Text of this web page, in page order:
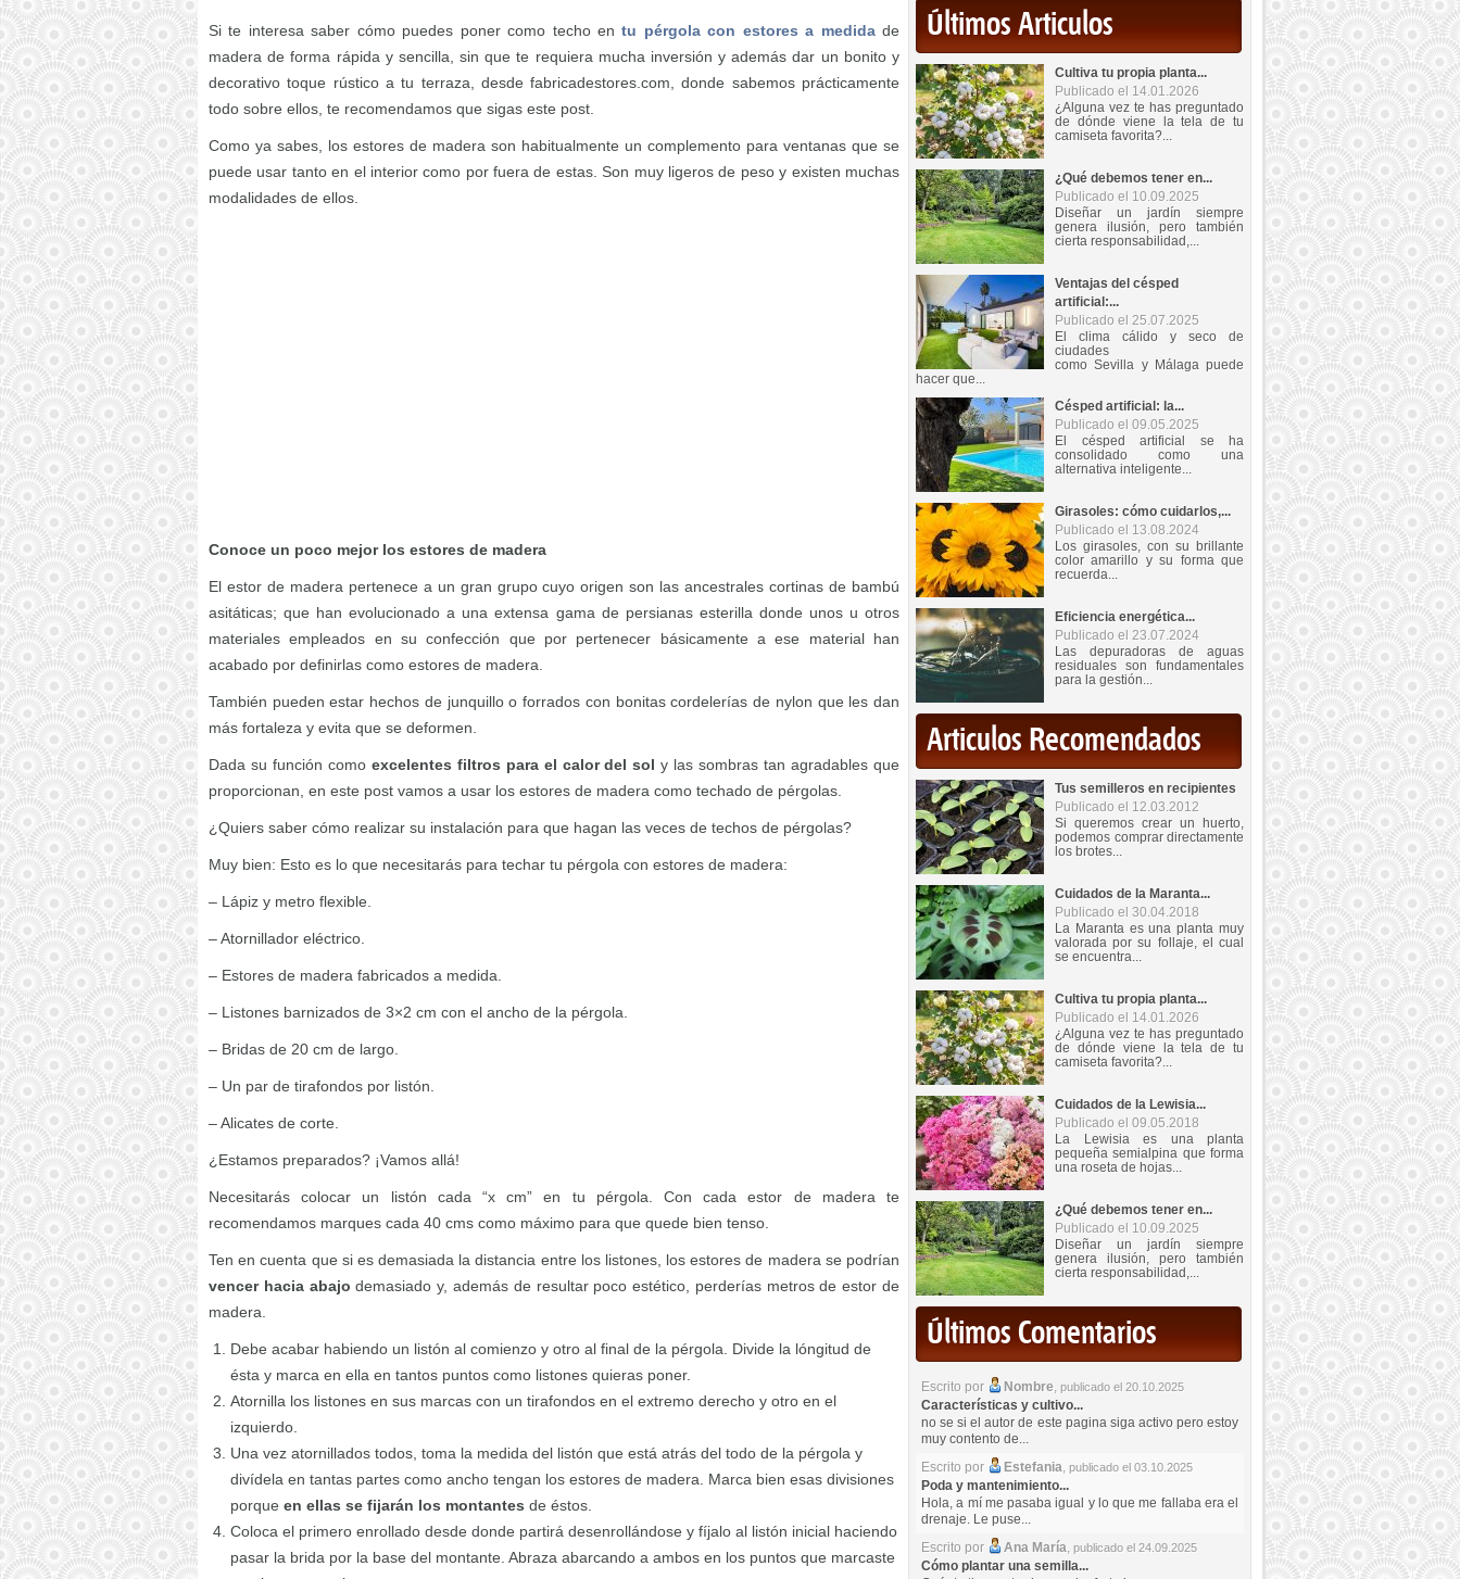
Si te interesa saber cómo puedes poner como techo entu pérgola con estores a medidade
madera de forma rápida y sencilla, sin que te requiera mucha inversión y además dar un bonito y
decorativo toque rústico a tu terraza, desde fabricadestores.com, donde sabemos prácticamente
todo sobre ellos, te recomendamos que sigas este post.
Como ya sabes, los estores de madera son habitualmente un complemento para ventanas que se
puede usar tanto en el interior como por fuera de estas. Son muy ligeros de peso y existen muchas
modalidades de ellos.
Conoce un poco mejor los estores de madera
El estor de madera pertenece a un gran grupo cuyo origen son las ancestrales cortinas de bambú
asitáticas; que han evolucionado a una extensa gama de persianas esterilla donde unos u otros
materiales empleados en su confección que por pertenecer básicamente a ese material han
acabado por definirlas como estores de madera.
También pueden estar hechos de junquillo o forrados con bonitas cordelerías de nylon que les dan
más fortaleza y evita que se deformen.
Dada su función como excelentes filtros para el calor del sol y las sombras tan agradables que
proporcionan, en este post vamos a usar los estores de madera como techado de pérgolas.
¿Quiers saber cómo realizar su instalación para que hagan las veces de techos de pérgolas?
Muy bien: Esto es lo que necesitarás para techar tu pérgola con estores de madera:
– Lápiz y metro flexible.
– Atornillador eléctrico.
– Estores de madera fabricados a medida.
– Listones barnizados de 3×2 cm con el ancho de la pérgola.
– Bridas de 20 cm de largo.
– Un par de tirafondos por listón.
– Alicates de corte.
¿Estamos preparados? ¡Vamos allá!
Necesitarás colocar un listón cada “x cm” en tu pérgola. Con cada estor de madera te
recomendamos marques cada 40 cms como máximo para que quede bien tenso.
Ten en cuenta que si es demasiada la distancia entre los listones, los estores de madera se podrían
vencer hacia abajo demasiado y, además de resultar poco estético, perderías metros de estor de
madera.
Debe acabar habiendo un listón al comienzo y otro al final de la pérgola. Divide la lóngitud de
ésta y marca en ella en tantos puntos como listones quieras poner.
Atornilla los listones en sus marcas con un tirafondos en el extremo derecho y otro en el
izquierdo.
Una vez atornillados todos, toma la medida del listón que está atrás del todo de la pérgola y
divídela en tantas partes como ancho tengan los estores de madera. Marca bien esas divisiones
porque en ellas se fijarán los montantes de éstos.
Coloca el primero enrollado desde donde partirá desenrollándose y fíjalo al listón inicial haciendo
pasar la brida por la base del montante. Abraza abarcando a ambos en los puntos que marcaste
Últimos Articulos
Cultiva tu propia planta...
Publicado el 14.01.2026
¿Alguna vez te has preguntado
de dónde viene la tela de tu
camiseta favorita?...
¿Qué debemos tener en...
Publicado el 10.09.2025
Diseñar un jardín siempre
genera ilusión, pero también
cierta responsabilidad,...
Ventajas del césped
artificial:...
Publicado el 25.07.2025
El clima cálido y seco de
ciudades
como Sevilla y Málaga puede
hacer que...
Césped artificial: la...
Publicado el 09.05.2025
El césped artificial se ha
consolidado como una
alternativa inteligente...
Girasoles: cómo cuidarlos,...
Publicado el 13.08.2024
Los girasoles, con su brillante
color amarillo y su forma que
recuerda...
Eficiencia energética...
Publicado el 23.07.2024
Las depuradoras de aguas
residuales son fundamentales
para la gestión...
Articulos Recomendados
Tus semilleros en recipientes
Publicado el 12.03.2012
Si queremos crear un huerto,
podemos comprar directamente
los brotes...
Cuidados de la Maranta...
Publicado el 30.04.2018
La Maranta es una planta muy
valorada por su follaje, el cual
se encuentra...
Cultiva tu propia planta...
Publicado el 14.01.2026
¿Alguna vez te has preguntado
de dónde viene la tela de tu
camiseta favorita?...
Cuidados de la Lewisia...
Publicado el 09.05.2018
La Lewisia es una planta
pequeña semialpina que forma
una roseta de hojas...
¿Qué debemos tener en...
Publicado el 10.09.2025
Diseñar un jardín siempre
genera ilusión, pero también
cierta responsabilidad,...
Últimos Comentarios
Escrito por Nombre, publicado el 20.10.2025
Características y cultivo...
no se si el autor de este pagina siga activo pero estoy
muy contento de...
Escrito por
Estefania, publicado el 03.10.2025
Poda y mantenimiento...
Hola, a mí me pasaba igual y lo que me fallaba era el
drenaje. Le puse...
Escrito por
Ana María, publicado el 24.09.2025
Cómo plantar una semilla...